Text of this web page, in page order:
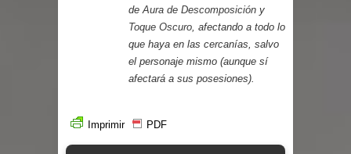
deAura de Descomposición y
Toque Oscuro, afectando a todo lo
que haya en las cercanías, salvo
el personaje mismo (aunque sí
afecta­rá a sus posesiones).
Imprimir PDF